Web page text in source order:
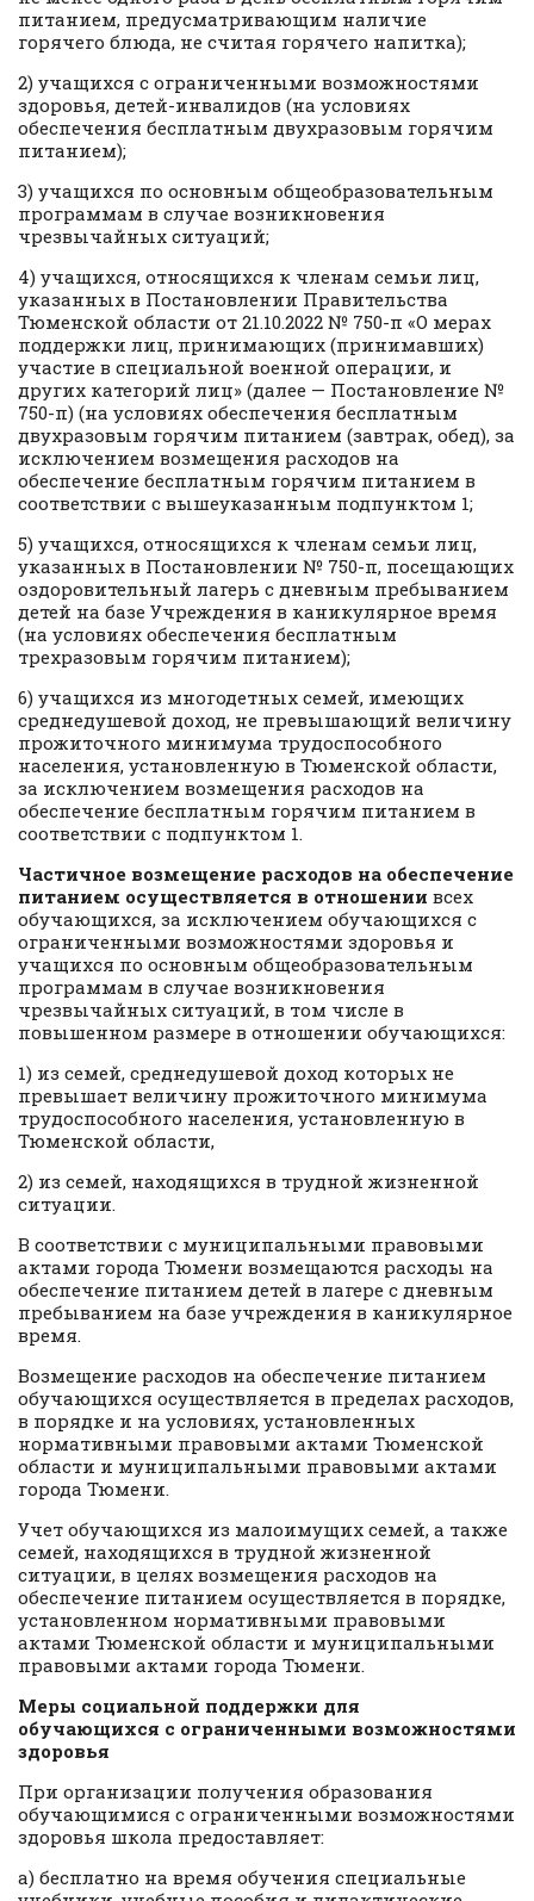
питанием, предусматривающим наличие
горячего блюда, не считая горячего напитка);
2) учащихся с ограниченными возможностями
здоровья, детей-инвалидов (на условиях
обеспечения бесплатным двухразовым горячим
питанием);
3) учащихся по основным общеобразовательным
программам в случае возникновения
чрезвычайных ситуаций;
4) учащихся, относящихся к членам семьи лиц,
указанных в Постановлении Правительства
Тюменской области от 21.10.2022 № 750-п «О мерах
поддержки лиц, принимающих (принимавших)
участие в специальной военной операции, и
других категорий лиц» (далее — Постановление №
750-п) (на условиях обеспечения бесплатным
двухразовым горячим питанием (завтрак, обед), за
исключением возмещения расходов на
обеспечение бесплатным горячим питанием в
соответствии с вышеуказанным подпунктом 1;
5) учащихся, относящихся к членам семьи лиц,
указанных в Постановлении № 750-п, посещающих
оздоровительный лагерь с дневным пребыванием
детей на базе Учреждения в каникулярное время
(на условиях обеспечения бесплатным
трехразовым горячим питанием);
6) учащихся из многодетных семей, имеющих
среднедушевой доход, не превышающий величину
прожиточного минимума трудоспособного
населения, установленную в Тюменской области,
за исключением возмещения расходов на
обеспечение бесплатным горячим питанием в
соответствии с подпунктом 1.
Частичное возмещение расходов на обеспечение
питанием осуществляется в отношении всех
обучающихся, за исключением обучающихся с
ограниченными возможностями здоровья и
учащихся по основным общеобразовательным
программам в случае возникновения
чрезвычайных ситуаций, в том числе в
повышенном размере в отношении обучающихся:
1) из семей, среднедушевой доход которых не
превышает величину прожиточного минимума
трудоспособного населения, установленную в
Тюменской области,
2) из семей, находящихся в трудной жизненной
ситуации.
В соответствии с муниципальными правовыми
актами города Тюмени возмещаются расходы на
обеспечение питанием детей в лагере с дневным
пребыванием на базе учреждения в каникулярное
время.
Возмещение расходов на обеспечение питанием
обучающихся осуществляется в пределах расходов,
в порядке и на условиях, установленных
нормативными правовыми актами Тюменской
области и муниципальными правовыми актами
города Тюмени.
Учет обучающихся из малоимущих семей, а также
семей, находящихся в трудной жизненной
ситуации, в целях возмещения расходов на
обеспечение питанием осуществляется в порядке,
установленном нормативными правовыми
актами Тюменской области и муниципальными
правовыми актами города Тюмени.
Меры социальной поддержки для
обучающихся с ограниченными возможностями
здоровья
При организации получения образования
обучающимися с ограниченными возможностями
здоровья школа предоставляет:
а) бесплатно на время обучения специальные